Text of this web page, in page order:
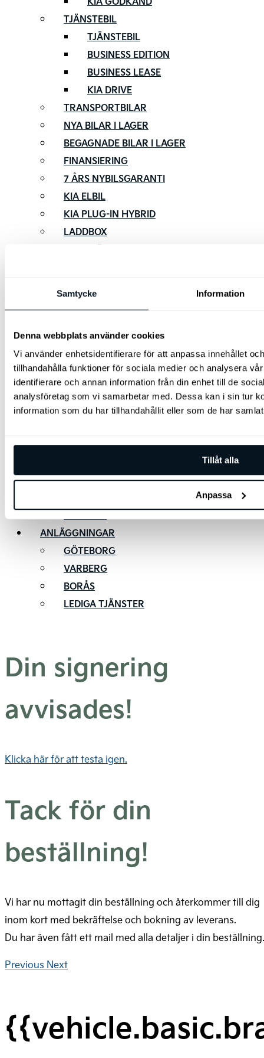
Samtycke Information
Denna webbplats använder cookies
Vi använder enhetsidentifierare för att anpassa innehållet
tillhandahålla funktioner för sociala medier och analysera
identifierare och annan information från din enhet till de
analysföretag som vi samarbetar med. Dessa kan i sin tur
information som du har tillhandahållit eller som de har
Tillåt alla
Anpassa
TJÄNSTEBIL
TJÄNSTEBIL
BUSINESS EDITION
BUSINESS LEASE
KIA DRIVE
TRANSPORTBILAR
NYA BILAR I LAGER
BEGAGNADE BILAR I LAGER
FINANSIERING
7 ÅRS NYBILSGARANTI
KIA ELBIL
KIA PLUG-IN HYBRID
LADDBOX
8+ SERVICE
BOKA ÅTERLÄMNING
BILGLAS
ORIGINALDELAR
WEBBSHOP KIA TILLBEHÖR
KIA BILFÖRSÄKRING
DÄCKHOTELL
OM OSS
ANLÄGGNINGAR
GÖTEBORG
VARBERG
BORÅS
LEDIGA TJÄNSTER
Din signering
avvisades!
Klicka här för att testa igen.
Tack för din
beställning!
Vi har nu mottagit din beställning och återkommer till dig
inom kort med bekräftelse och bokning av leverans.
Du har även fått ett mail med alla detaljer i din beställning.
Previous Next